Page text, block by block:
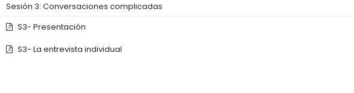
Sesión 3: Conversaciones complicadas
S3- Presentación
S3- La entrevista individual